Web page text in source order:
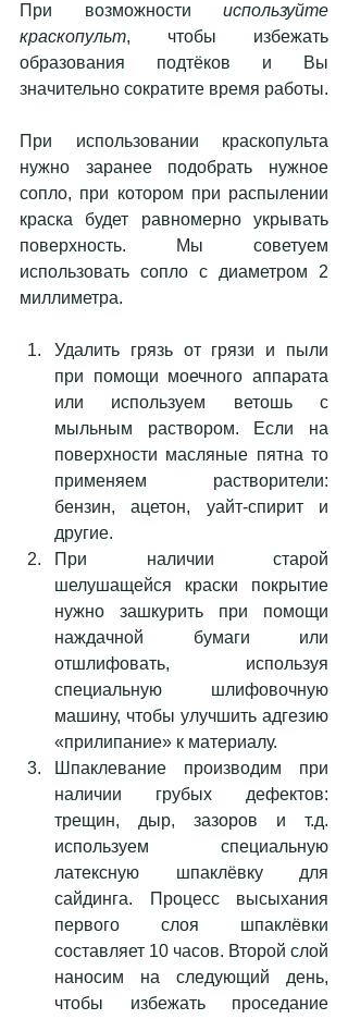
При возможности используйте
краскопульт, чтобы избежать
образования подтёков и Вы
При использовании краскопульта
нужно заранее подобрать нужное
сопло, при котором при распылении
краска будет равномерно укрывать
поверхность. Мы советуем
использовать сопло с диаметром 2
миллиметра.
Удалить грязь от грязи и пыли
при помощи моечного аппарата
или используем ветошь с
мыльным раствором. Если на
поверхности масляные пятна то
применяем растворители:
бензин, ацетон, уайт-спирит и
другие.
При наличии старой
шелушащейся краски покрытие
нужно зашкурить при помощи
наждачной бумаги или
отшлифовать, используя
специальную шлифовочную
машину, чтобы улучшить адгезию
«прилипание» к материалу.
Шпаклевание производим при
наличии грубых дефектов:
трещин, дыр, зазоров и т.д.
используем специальную
латексную шпаклёвку для
сайдинга. Процесс высыхания
первого слоя шпаклёвки
составляет 10 часов. Второй слой
наносим на следующий день,
чтобы избежать проседание